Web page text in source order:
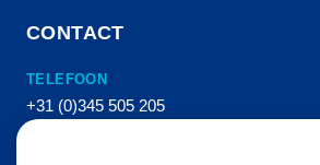
CONTACT
TELEFOON
+31 (0)345 505 205